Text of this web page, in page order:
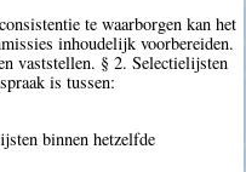
te waarborgen kan het
inhoudelijk voorbereiden.
vaststellen. § 2. Selectielijsten
is tussen:
binnen hetzelfde